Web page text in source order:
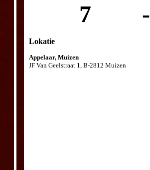
7 -
Lokatie
Appelaar, Muizen
JF Van Geelstraat 1, B-2812 Muizen